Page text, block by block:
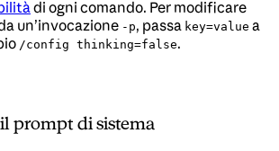
di ogni comando. Per modificare
un’invocazione -p, passa key=value a
/config thinking=false.
prompt di sistema